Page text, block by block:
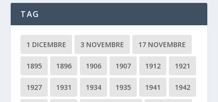
TAG
1 DICEMBRE 3 NOVEMBRE 17 NOVEMBRE
1895 1896 1906 1907 1912 1921
1927 1931 1934 1935 1941 1942